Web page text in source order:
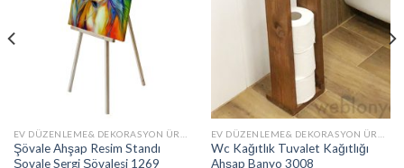
Şövale Ahşap Resim Standı
Şovale Sergi Şövalesi 1269
Wc Kağıtlık Tuvalet Kağıtlığı
Ahşap Banyo 3008